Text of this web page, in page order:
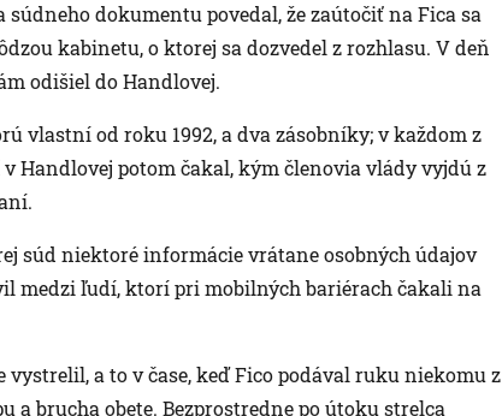
dokumentu povedal, že zaútočiť na Fica sa
kabinetu, o ktorej sa dozvedel z rozhlasu. V deň
odišiel do Handlovej.
vlastní od roku 1992, a dva zásobníky; v každom z
Handlovej potom čakal, kým členovia vlády vyjdú z
súd niektoré informácie vrátane osobných údajov
medzi ľudí, ktorí pri mobilných bariérach čakali na
a to v čase, keď Fico podával ruku niekomu z
a brucha obete. Bezprostredne po útoku strelca